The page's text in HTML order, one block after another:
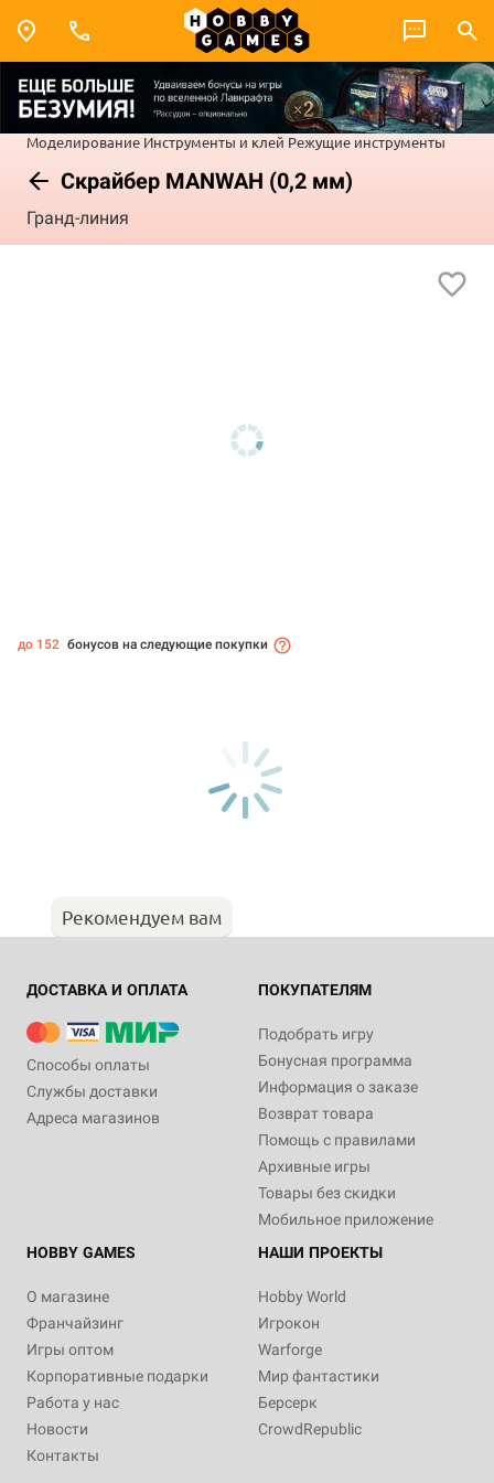
Моделирование Инструменты и клей Режущие инструменты
Скрайбер MANWAH (0,2 мм)
Гранд-линия
до 152 бонусов на следующие покупки
Рекомендуем вам
ДОСТАВКА И ОПЛАТА
Способы оплаты
Службы доставки
Адреса магазинов
ПОКУПАТЕЛЯМ
Подобрать игру
Бонусная программа
Информация о заказе
Возврат товара
Помощь с правилами
Архивные игры
Товары без скидки
Мобильное приложение
HOBBY GAMES
О магазине
Франчайзинг
Игры оптом
Корпоративные подарки
Работа у нас
Новости
Контакты
НАШИ ПРОЕКТЫ
Hobby World
Игрокон
Warforge
Мир фантастики
Берсерк
CrowdRepublic